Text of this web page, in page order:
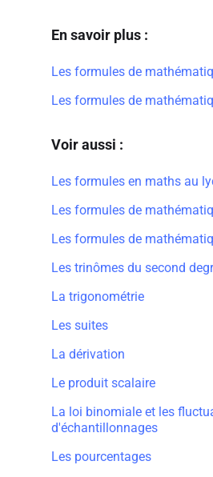
En savoir plus :
Les formules de
Les formules de
Voir aussi :
Les formules en maths au
Les formules de
Les formules de
Les trinômes du second
La trigonométrie
Les suites
La dérivation
Le produit scalaire
La loi binomiale et les
d'échantillonnages
Les pourcentages